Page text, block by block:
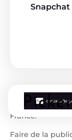
Snapchat
Snapchat c’est
France.
Faire de la